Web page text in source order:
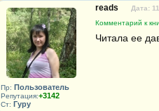
Пр: Пользователь
Репутация:+3142
Ст: Гуру
reads
Дата:
Комментарий к
Читала ее